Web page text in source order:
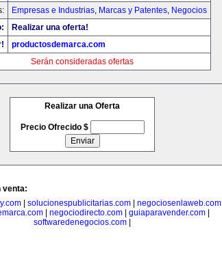
Empresas e Industrias, Marcas y Patentes, Negocios
Realizar una oferta!
productosdemarca.com
Serán consideradas ofertas
Realizar una Oferta
Precio Ofrecido $
venta:
solucionespublicitarias.com negociosenlaweb.com
| negociodirecto.com| guiaparavender.com|
softwaredenegocios.com